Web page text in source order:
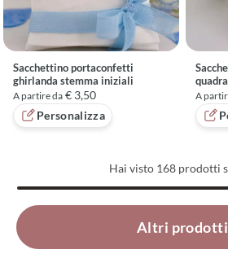
Sacchettino portaconfetti
ghirlanda stemma iniziali
A partire da € 3,50
Personalizza
A
Hai visto 168prodotti
Altri prodotti